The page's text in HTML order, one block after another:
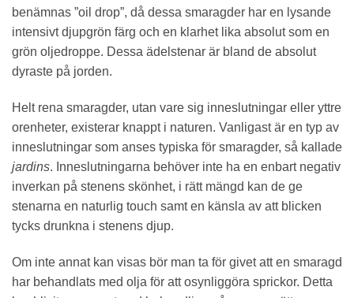
benämnas ”oil drop”, då dessa smaragder har en lysande
intensivt djupgrön färg och en klarhet lika absolut som en
grön oljedroppe. Dessa ädelstenar är bland de absolut
dyraste på jorden.
Helt rena smaragder, utan vare sig inneslutningar eller yttre
orenheter, existerar knappt i naturen. Vanligast är en typ av
inneslutningar som anses typiska för smaragder, så kallade
jardins. Inneslutningarna behöver inte ha en enbart negativ
inverkan på stenens skönhet, i rätt mängd kan de ge
stenarna en naturlig touch samt en känsla av att blicken
tycks drunkna i stenens djup.
Om inte annat kan visas bör man ta för givet att en smaragd
har behandlats med olja för att osynliggöra sprickor. Detta